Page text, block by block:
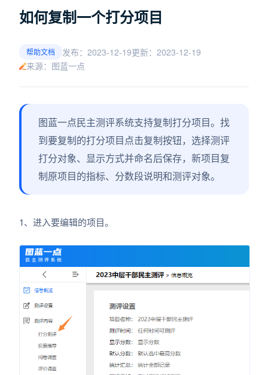
如何复制一个打分项目
帮助文档 发布：2023-12-19更新：2023-12-19
来源：图蓝一点
图蓝一点民主测评系统支持复制打分项目。找
到要复制的打分项目点击复制按钮，选择测评
打分对象、显示方式并命名后保存，新项目复
制原项目的指标、分数段说明和测评对象。
1、进入要编辑的项目。